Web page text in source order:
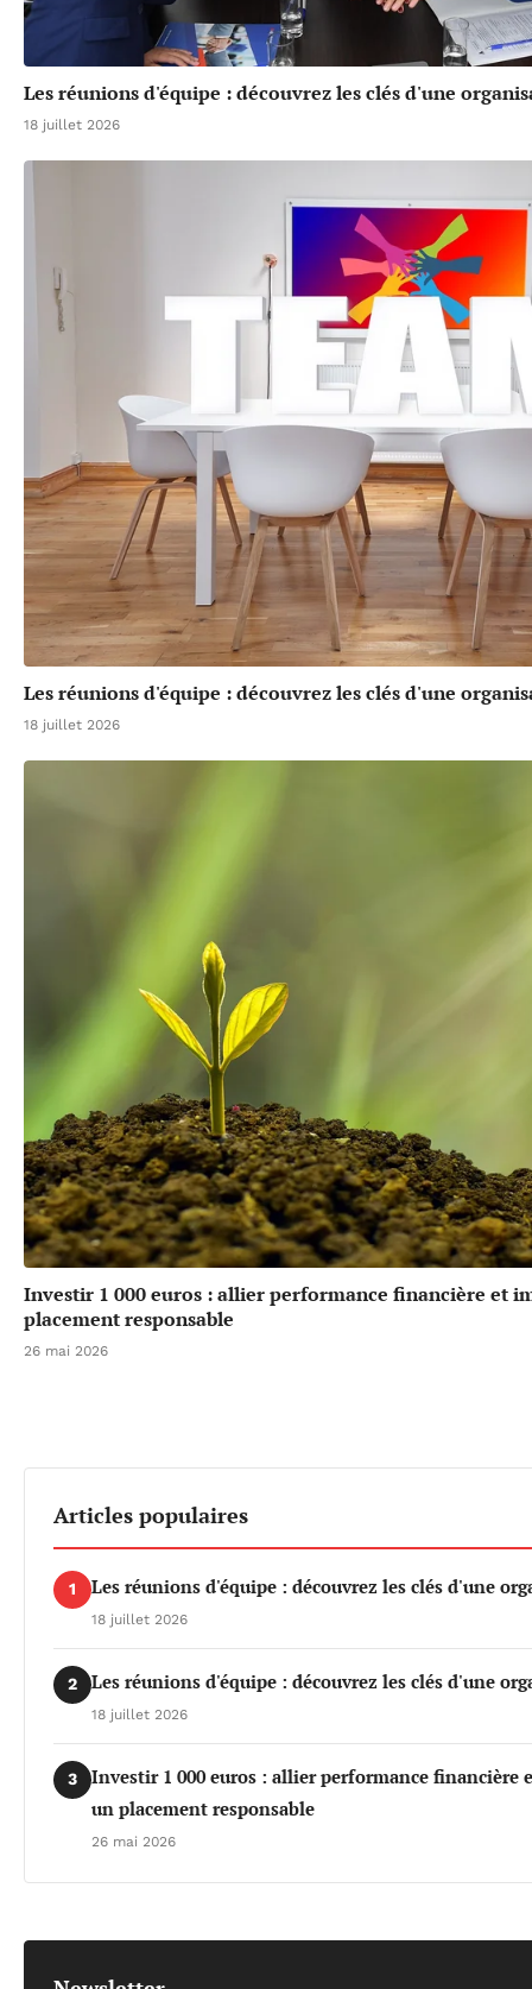
Les réunions d'équipe : découvrez les clés d'une
18 juillet 2026
Les réunions d'équipe : découvrez les clés d'une
18 juillet 2026
Investir 1 000 euros : allier performance financière et
placement responsable
26 mai 2026
Articles populaires
1 Les réunions d'équipe : découvrez les clés d'une
18 juillet 2026
2 Les réunions d'équipe : découvrez les clés d'une
18 juillet 2026
3
Investir 1 000 euros : allier performance financière
un placement responsable
26 mai 2026